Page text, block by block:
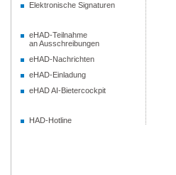
Elektronische Signaturen
eHAD-Teilnahme
an Ausschreibungen
eHAD-Nachrichten
eHAD-Einladung
eHAD AI-Bietercockpit
HAD-Hotline